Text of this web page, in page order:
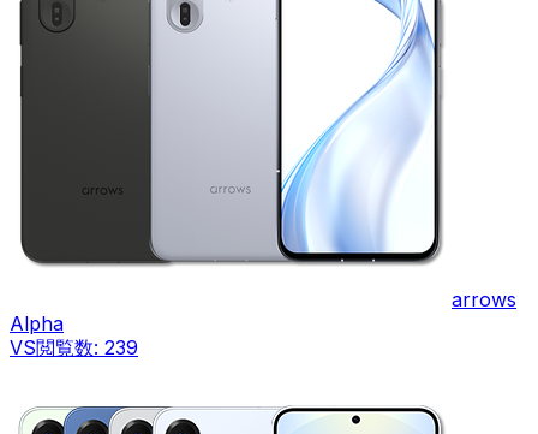
arrows
Alpha
VS閲覧数: 239